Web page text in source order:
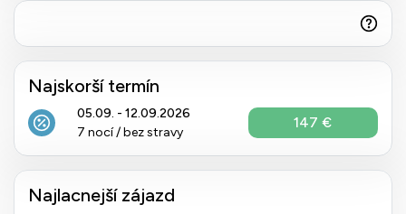
Najskorší termín
05.09. - 12.09.2026
7 nocí / bez stravy
147 €
Najlacnejší zájazd